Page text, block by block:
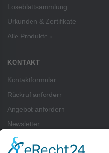
Loseblattsammlung
Urkunden & Zertifikate
Alle Produkte ›
KONTAKT
Kontaktformular
Rückruf anfordern
Angebot anfordern
Newsletter
ZAHLUNGSARTEN